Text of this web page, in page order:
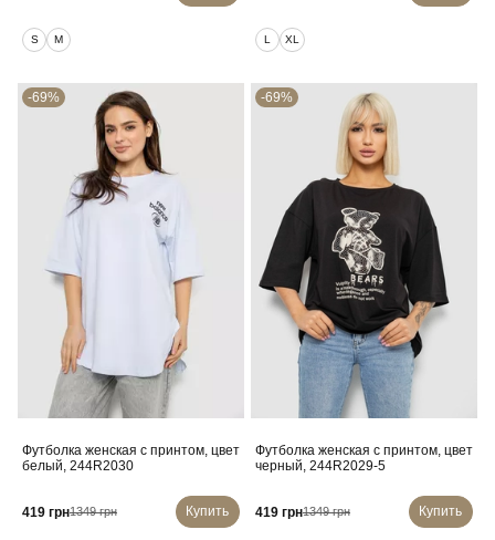
S M L XL
-69%
Футболка женская с принтом, цвет
белый, 244R2030
419 грн1349 грн Купить
-69%
Футболка женская с принтом, цвет
черный, 244R2029-5
419 грн1349 грн Купить